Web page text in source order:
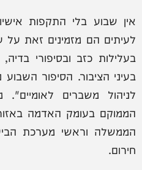
אין שבוע בלי התקפות
לעיתים הם מזמינים זאת
בעלילות כזב ובסיפורי
בעיני הציבור. הסיפור
לניהול משברים
הממוקם בעומק האדמה
הממשלה וראשי מערכת
חירום.